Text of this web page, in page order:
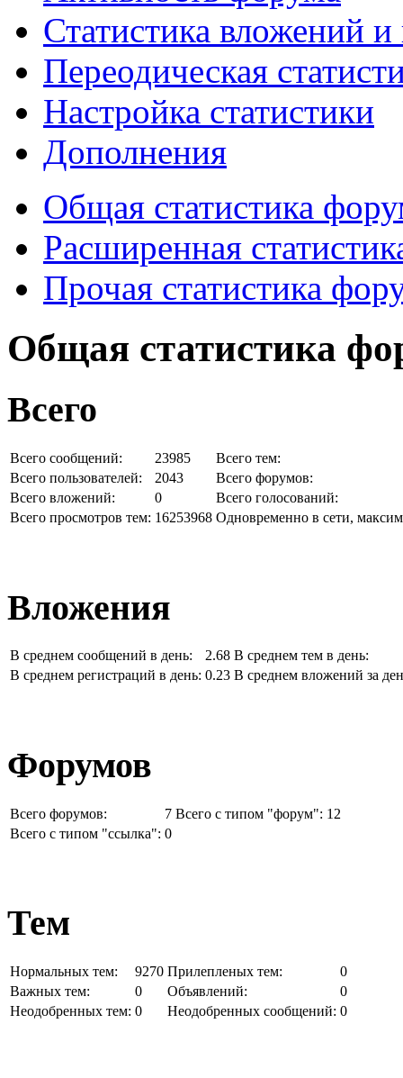
Статистика вложений и
Переодическая
Настройка статистики
Дополнения
Общая статистика
Расширенная
Прочая статистика
Общая статистика
Всего
Всего сообщений: 23985
Всего тем:
Всего пользователей:
2043
Всего форумов:
Всего вложений:
0
Всего голосований:
Всего просмотров тем: 16253968 Одновременно в сети,
Вложения
В среднем сообщений в день: 2.68 В среднем тем в день:
В среднем регистраций в день: 0.23 В среднем вложений за
Форумов
Всего форумов: 7 Всего с типом "форум": 12
Всего с типом "ссылка": 0
Тем
Нормальных тем: 9270 Прилепленых тем:
0
Важных тем:
0 Объявлений:
0
Неодобренных тем: 0 Неодобренных сообщений: 0